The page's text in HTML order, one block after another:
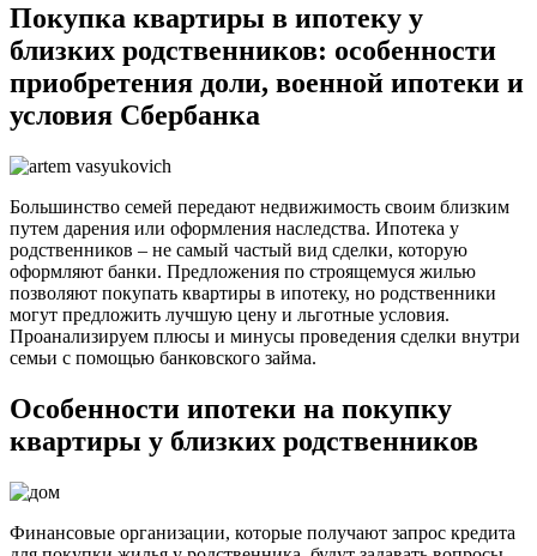
Покупка квартиры в ипотеку у
близких родственников: особенности
приобретения доли, военной ипотеки и
условия Сбербанка
Большинство семей передают недвижимость своим близким
путем дарения или оформления наследства. Ипотека у
родственников – не самый частый вид сделки, которую
оформляют банки. Предложения по строящемуся жилью
позволяют покупать квартиры в ипотеку, но родственники
могут предложить лучшую цену и льготные условия.
Проанализируем плюсы и минусы проведения сделки внутри
семьи с помощью банковского займа.
Особенности ипотеки на покупку
квартиры у близких родственников
Финансовые организации, которые получают запрос кредита